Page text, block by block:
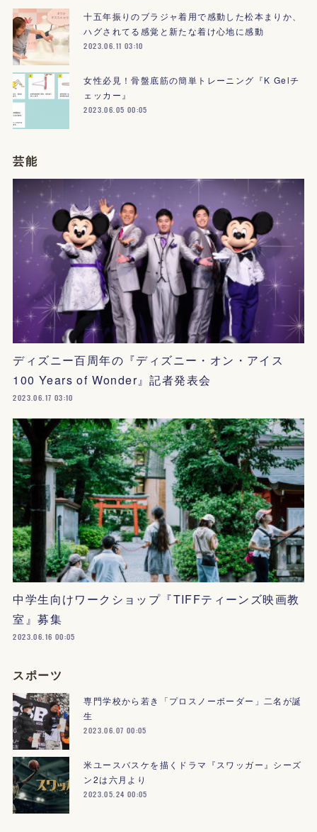
十五年振りのブラジャ着用で感動した松本まりか、
ハグされてる感覚と新たな着け心地に感動
2023.06.11 03:10
女性必見！骨盤底筋の簡単トレーニング『K Gelチ
ェッカー』
2023.06.05 00:05
芸能
ディズニー百周年の『ディズニー・オン・アイス
100 Years of Wonder』記者発表会
2023.06.17 03:10
中学生向けワークショップ『TIFFティーンズ映画教
室』募集
2023.06.16 00:05
スポーツ
専門学校から若き「プロスノーボーダー」二名が誕
生
2023.06.07 00:05
米ユースバスケを描くドラマ『スワッガー』シーズ
ン2は六月より
2023.05.24 00:05